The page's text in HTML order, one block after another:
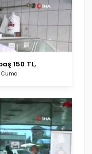
150 TL,